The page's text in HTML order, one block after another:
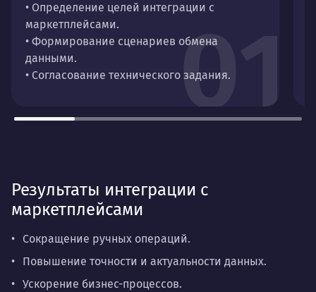
01
• Определение целей интеграции с
маркетплейсами.
• Формирование сценариев обмена
данными.
• Согласование технического задания.
Результаты интеграции с
маркетплейсами
Сокращение ручных операций.
Повышение точности и актуальности данных.
Ускорение бизнес-процессов.